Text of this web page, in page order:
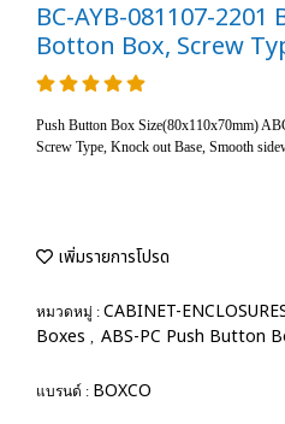
BC-AYB-081107-2201
Botton Box, Screw
Push Button Box Size(80x110x70mm)
Screw Type, Knock out Base, Smooth
เพิ่มรายการโปรด
หมวดหมู่ : CABINET-
Boxes , ABS-PC Push Button
แบรนด์ : BOXCO